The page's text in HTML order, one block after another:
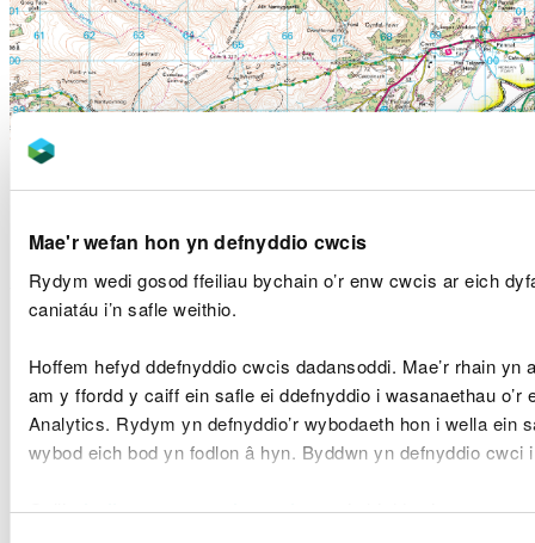
Mae'r wefan hon yn defnyddio cwcis
Rydym wedi gosod ffeiliau bychain o’r enw cwcis ar eich
caniatáu i’n safle weithio.
Hoffem hefyd ddefnyddio cwcis dadansoddi. Mae’r rhain yn
am y ffordd y caiff ein safle ei ddefnyddio i wasanaethau o’r
Analytics. Rydym yn defnyddio’r wybodaeth hon i wella ein
wybod eich bod yn fodlon â hyn. Byddwn yn defnyddio
Gellirdarllen mwy am ein cwciscyn i chi ddewis.
Crynodeb o'r amcanion
Cytunwyd ar yr amcanion rheoli canlynol er mwyn
cynnal a gwella gwydnwch ecosystemau a'r
manteision y maent yn eu darparu:
Cael gwared o larwydd ac amrywio
cyfansoddiad rhywogaethau’r goedwig i
gynyddu’r gallu i wrthsefyll plâu a chlefydau gan
ddatblygu coedwig gadarn ar gyfer
cenedlaethau’r dyfodol.
drwy ddewis y cynlluniau cwympo a’r